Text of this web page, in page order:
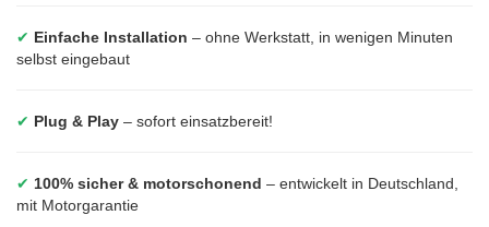
✔ Einfache Installation – ohne Werkstatt, in wenigen Minuten
selbst eingebaut
✔ Plug & Play – sofort einsatzbereit!
✔ 100% sicher & motorschonend – entwickelt in Deutschland,
mit Motorgarantie